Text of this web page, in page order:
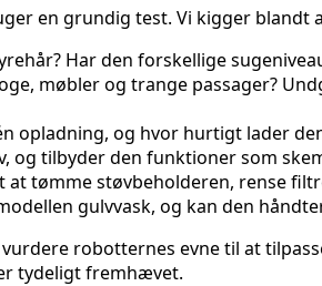
en grundig test. Vi kigger blandt
Har den forskellige
møbler og trange passager?
opladning, og hvor hurtigt lader
og tilbyder den funktioner som
at tømme støvbeholderen, rense
gulvvask, og kan den
robotternes evne til at
tydeligt fremhævet.